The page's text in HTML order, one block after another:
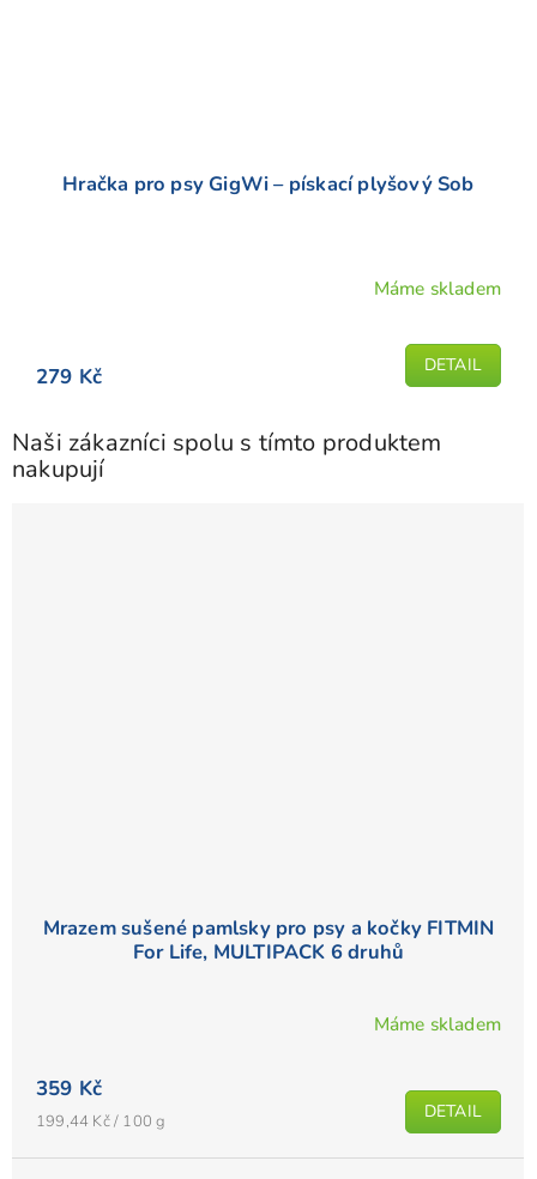
Hračka pro psy GigWi – pískací plyšový Sob
Máme skladem
279 Kč DETAIL
Naši zákazníci spolu s tímto produktem
nakupují
Mrazem sušené pamlsky pro psy a kočky FITMIN
For Life, MULTIPACK 6 druhů
Máme skladem
359 Kč
Měrná
199,44 Kč / 100 g DETAIL